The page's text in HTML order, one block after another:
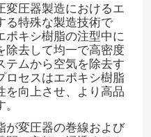
変圧器製造におけるエ
る特殊な製造技術で
ポキシ樹脂の注型中に
除去して均一で高密度
テムから空気を除去す
ロセスはエポキシ樹脂
を向上させ、より高品
が変圧器の巻線および